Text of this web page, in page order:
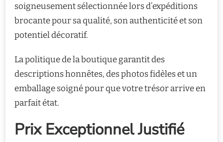
soigneusement sélectionnée lors d’expéditions
brocante pour sa qualité, son authenticité et son
potentiel décoratif.
La politique de la boutique garantit des
descriptions honnêtes, des photos fidèles et un
emballage soigné pour que votre trésor arrive en
parfait état.
Prix Exceptionnel Justifié